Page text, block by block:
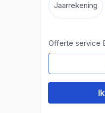
Jaarrekening
Offerte service